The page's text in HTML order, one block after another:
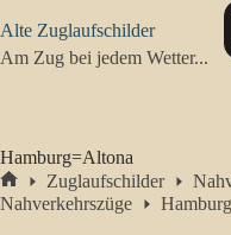
Inhalt
springen
Alte Zuglaufschilder
Am Zug bei jedem Wetter...
Hamburg=Altona
Start
Zuglaufschilder
Nahverkehrszüge